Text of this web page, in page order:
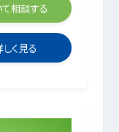
相談する
く見る